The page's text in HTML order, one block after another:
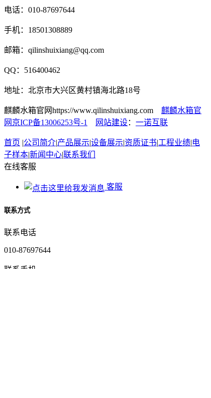
电话：010-87697644
手机：18501308889
邮箱：qilinshuixiang@qq.com
QQ：516400462
地址：北京市大兴区黄村镇海北路18号
麒麟水箱官网https://www.qilinshuixiang.com 麒麟水箱官
网京ICP备13006253号-1
网站建设： 一诺互联
首页 |公司简介|产品展示|设备展示|资质证书|工程业绩|电
子样本|新闻中心|联系我们
在线客服
客服
联系方式
联系电话
010-87697644
联系手机